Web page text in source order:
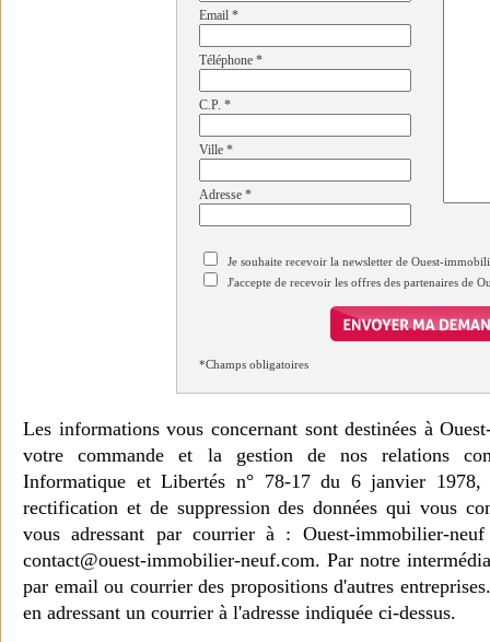
Email *
Téléphone *
C.P. *
Ville *
Adresse *
Je souhaite recevoir la newsletter de Ouest-
J'accepte de recevoir les offres des partenaires de
*Champs obligatoires
Les informations vous concernant sont destinées à
votre commande et la gestion de nos relations
Informatique et Libertés n° 78-17 du 6 janvier 1978,
rectification et de suppression des données qui vous
vous adressant par courrier à : Ouest-immobilier-
contact@ouest-immobilier-neuf.com. Par notre
par email ou courrier des propositions d'autres
en adressant un courrier à l'adresse indiquée ci-dessus.